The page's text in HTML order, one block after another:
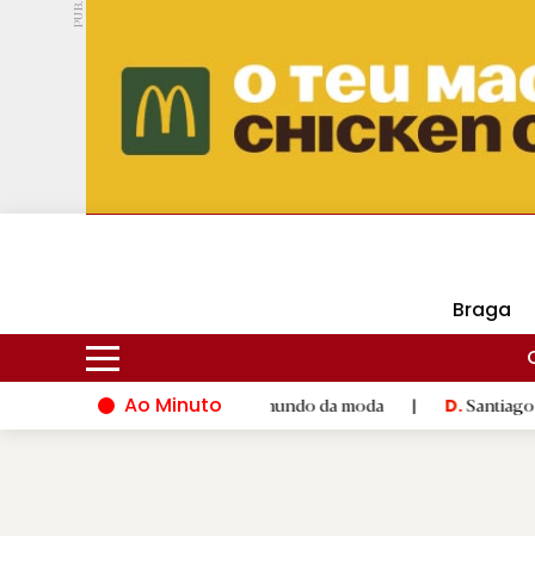
PUB.
Hoje 15ºC 30ºC DMtv
Braga
Ao Minuto
e à inovação do mundo da moda | D.Santiago de